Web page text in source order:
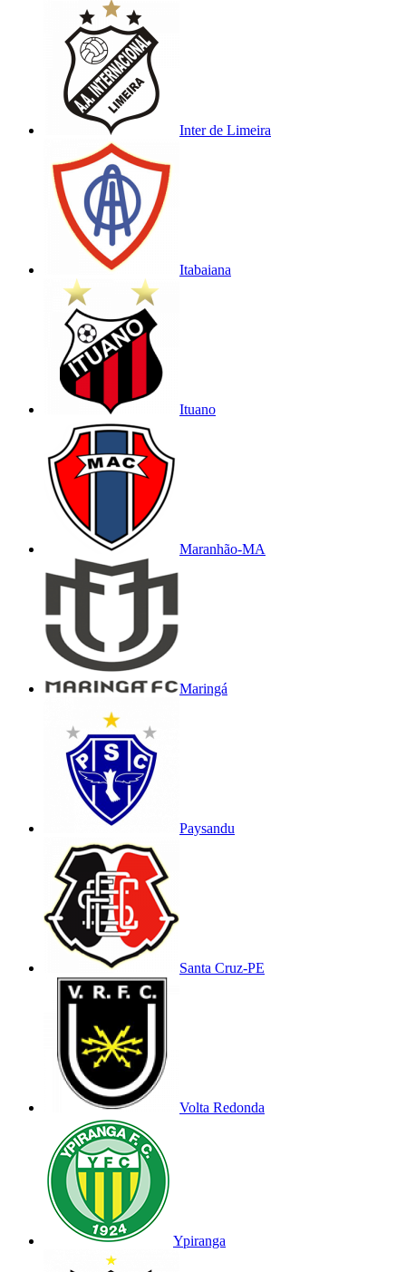
Inter de Limeira
Itabaiana
Ituano
Maranhão-MA
Maringá
Paysandu
Santa Cruz-PE
Volta Redonda
Ypiranga